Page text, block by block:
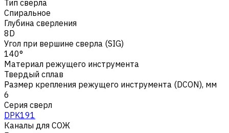
Тип сверла
Спиральное
Глубина сверления
8D
Угол при вершине сверла (SIG)
140°
Материал режущего инструмента
Твердый сплав
Размер крепления режущего инструмента (DCON), мм
6
Серия сверл
DPK191
Каналы для СОЖ